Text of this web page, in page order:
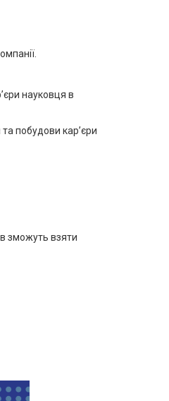
науковця в
побудови кар’єри
зможуть взяти